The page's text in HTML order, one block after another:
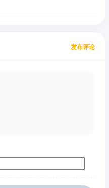
发布评论